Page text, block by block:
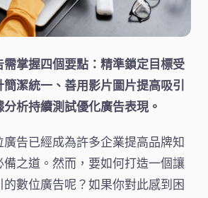
掌握四個要點：精準鎖定目標受
潔統一、善用影片圖片提高吸引
析持續測試優化廣告表現。
告已經成為許多企業提高品牌知
之道。然而，要如何打造一個讓
數位廣告呢？如果你對此感到困